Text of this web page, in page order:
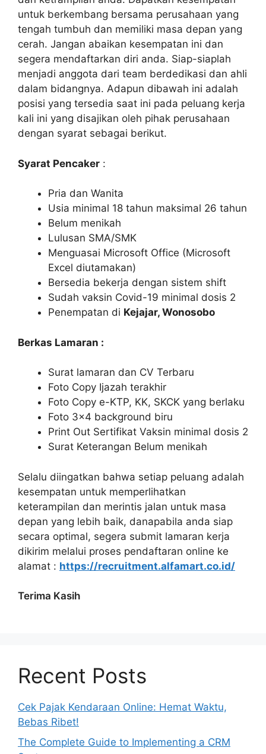
untuk berkembang bersama perusahaan yang
tengah tumbuh dan memiliki masa depan yang
cerah. Jangan abaikan kesempatan ini dan
segera mendaftarkan diri anda. Siap-siaplah
menjadi anggota dari team berdedikasi dan ahli
dalam bidangnya. Adapun dibawah ini adalah
posisi yang tersedia saat ini pada peluang kerja
kali ini yang disajikan oleh pihak perusahaan
dengan syarat sebagai berikut.
Syarat Pencaker :
Pria dan Wanita
Usia minimal 18 tahun maksimal 26 tahun
Belum menikah
Lulusan SMA/SMK
Menguasai Microsoft Office (Microsoft
Excel diutamakan)
Bersedia bekerja dengan sistem shift
Sudah vaksin Covid-19 minimal dosis 2
Penempatan di Kejajar, Wonosobo
Berkas Lamaran :
Surat lamaran dan CV Terbaru
Foto Copy Ijazah terakhir
Foto Copy e-KTP, KK, SKCK yang berlaku
Foto 3×4 background biru
Print Out Sertifikat Vaksin minimal dosis 2
Surat Keterangan Belum menikah
Selalu diingatkan bahwa setiap peluang adalah
kesempatan untuk memperlihatkan
keterampilan dan merintis jalan untuk masa
depan yang lebih baik, danapabila anda siap
secara optimal, segera submit lamaran kerja
dikirim melalui proses pendaftaran online ke
alamat : https://recruitment.alfamart.co.id/
Terima Kasih
Recent Posts
Cek Pajak Kendaraan Online: Hemat Waktu,
Bebas Ribet!
The Complete Guide to Implementing a CRM